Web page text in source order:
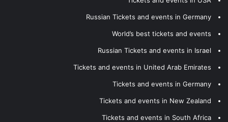
Russian Tickets and events in Germany
World’s best tickets and events
Russian Tickets and events in Israel
Tickets and events in United Arab Emirates
Tickets and events in Germany
Tickets and events in New Zealand
Tickets and events in South Africa